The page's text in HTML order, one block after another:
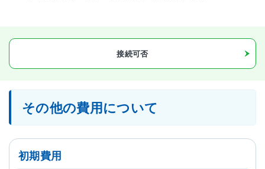
接続可否
その他の費用について
初期費用